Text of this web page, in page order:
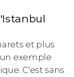
et plus
exemple
C'est sans